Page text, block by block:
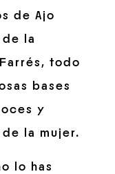
de Ajo
la
todo
bases
y
la mujer.
lo has